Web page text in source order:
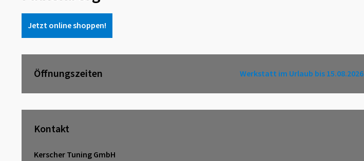
Jetzt online shoppen!
Öffnungszeiten Werkstatt im Urlaub bis 15.08.2026
Kontakt
Kerscher Tuning GmbH